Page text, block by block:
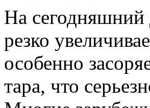
На сегодняшний
резко
особенно
тара, что